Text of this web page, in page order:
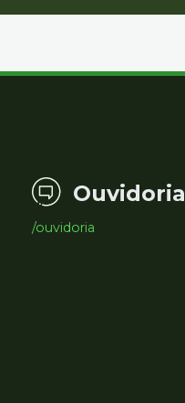
Ouvidoria
/ouvidoria